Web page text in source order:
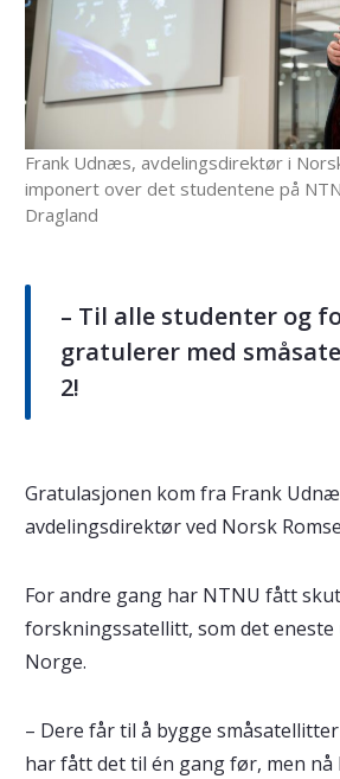
Frank Udnæs, avdelingsdirektør i
imponert over det studentene på
Dragland
– Til alle studenter og
gratulerer med
2!
Gratulasjonen kom fra Frank
avdelingsdirektør ved Norsk
For andre gang har NTNU fått
forskningssatellitt, som det
Norge.
– Dere får til å bygge
har fått det til én gang før, men nå